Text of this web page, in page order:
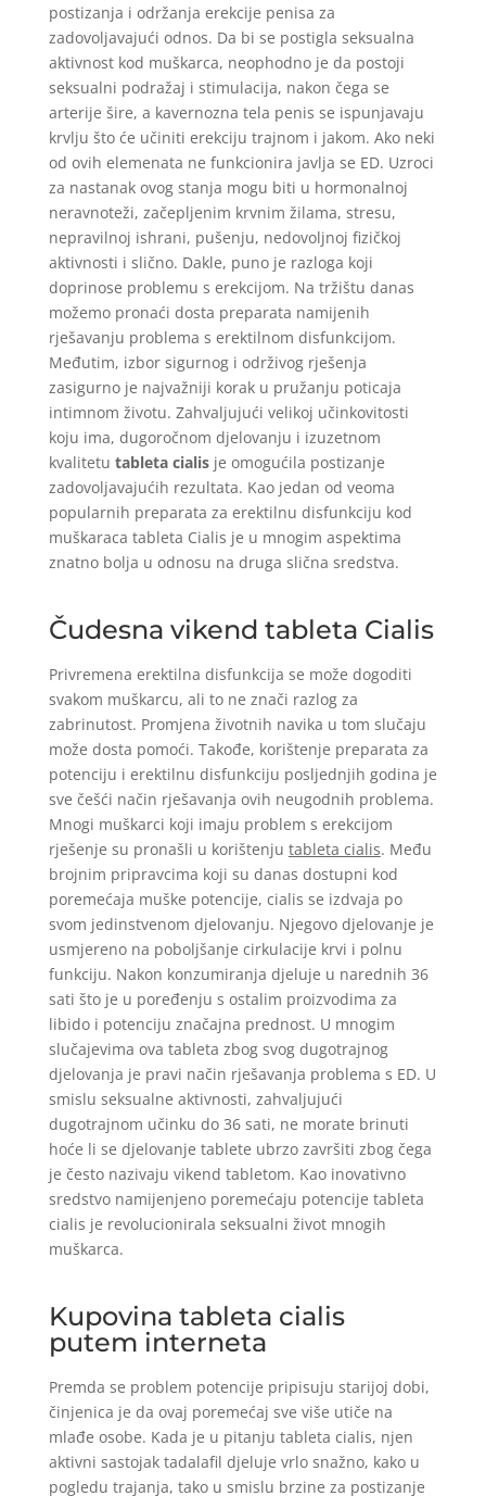
postizanja i održanja erekcije penisa za
zadovoljavajući odnos. Da bi se postigla seksualna
aktivnost kod muškarca, neophodno je da postoji
seksualni podražaj i stimulacija, nakon čega se
arterije šire, a kavernozna tela penis se ispunjavaju
krvlju što će učiniti erekciju trajnom i jakom. Ako neki
od ovih elemenata ne funkcionira javlja se ED. Uzroci
za nastanak ovog stanja mogu biti u hormonalnoj
neravnoteži, začepljenim krvnim žilama, stresu,
nepravilnoj ishrani, pušenju, nedovoljnoj fizičkoj
aktivnosti i slično. Dakle, puno je razloga koji
doprinose problemu s erekcijom. Na tržištu danas
možemo pronaći dosta preparata namijenih
rješavanju problema s erektilnom disfunkcijom.
Međutim, izbor sigurnog i održivog rješenja
zasigurno je najvažniji korak u pružanju poticaja
intimnom životu. Zahvaljujući velikoj učinkovitosti
koju ima, dugoročnom djelovanju i izuzetnom
kvalitetu tableta cialisje omogućila postizanje
zadovoljavajućih rezultata. Kao jedan od veoma
popularnih preparata za erektilnu disfunkciju kod
muškaraca tableta Cialis je u mnogim aspektima
znatno bolja u odnosu na druga slična sredstva.
Čudesna vikend tableta Cialis
Privremena erektilna disfunkcija se može dogoditi
svakom muškarcu, ali to ne znači razlog za
zabrinutost. Promjena životnih navika u tom slučaju
može dosta pomoći. Takođe, korištenje preparata za
potenciju i erektilnu disfunkciju posljednjih godina je
sve češći način rješavanja ovih neugodnih problema.
Mnogi muškarci koji imaju problem s erekcijom
rješenje su pronašli u korištenju tableta cialis. Među
brojnim pripravcima koji su danas dostupni kod
poremećaja muške potencije, cialis se izdvaja po
svom jedinstvenom djelovanju. Njegovo djelovanje je
usmjereno na poboljšanje cirkulacije krvi i polnu
funkciju. Nakon konzumiranja djeluje u narednih 36
sati što je u poređenju s ostalim proizvodima za
libido i potenciju značajna prednost. U mnogim
slučajevima ova tableta zbog svog dugotrajnog
djelovanja je pravi način rješavanja problema s ED. U
smislu seksualne aktivnosti, zahvaljujući
dugotrajnom učinku do 36 sati, ne morate brinuti
hoće li se djelovanje tablete ubrzo završiti zbog čega
je često nazivaju vikend tabletom. Kao inovativno
sredstvo namijenjeno poremećaju potencije tableta
cialis je revolucionirala seksualni život mnogih
muškarca.
Kupovina tableta cialis
putem interneta
Premda se problem potencije pripisuju starijoj dobi,
činjenica je da ovaj poremećaj sve više utiče na
mlađe osobe. Kada je u pitanju tableta cialis, njen
aktivni sastojak tadalafil djeluje vrlo snažno, kako u
pogledu trajanja, tako u smislu brzine za postizanje